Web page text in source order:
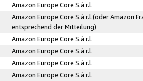
Amazon Europe Core S.à r.l.
Amazon Europe Core S.à r.l.(oder Amazon
entsprechend der Mitteilung)
Amazon Europe Core S.à r.l.
Amazon Europe Core S.à r.l.
Amazon Europe Core S.à r.l.
Amazon Europe Core S.à r.l.